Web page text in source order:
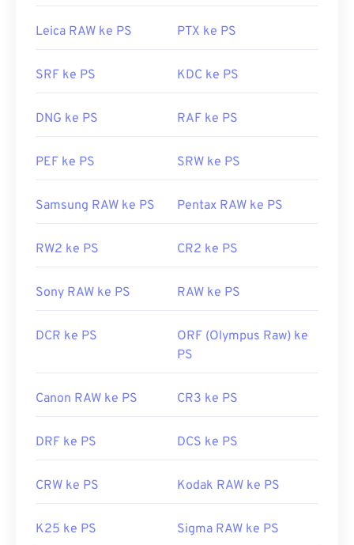
darktableuntuk melihat ARW. Di berbagai platform,
JPEG (ARW ke JPG
) setelah pengeditan pasca-
Rilis Awal:1990
Tautan yang berguna:
imaging.sony.co.jp/www/disoft/int/idc/intro/raw.html
Leica RAW ke PS PTX ke PS
SRF ke PS KDC ke PS
DNG ke PS RAF ke PS
PEF ke PS SRW ke PS
Samsung RAW ke PS Pentax RAW ke PS
RW2 ke PS CR2 ke PS
Sony RAW ke PS RAW ke PS
DCR ke PS
ORF (Olympus Raw) ke
PS
Canon RAW ke PS CR3 ke PS
DRF ke PS DCS ke PS
CRW ke PS Kodak RAW ke PS
K25 ke PS Sigma RAW ke PS